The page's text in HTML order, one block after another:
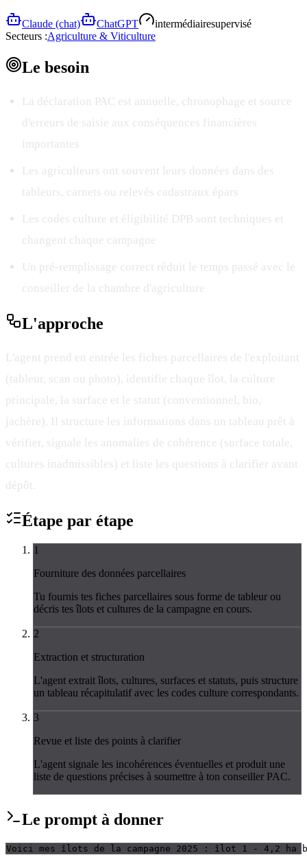
Claude (chat) ChatGPT intermédiairesupervisé
Secteurs :Agriculture & Viticulture
Le besoin
La déclaration PAC est annuelle, chronophage et source
d'erreurs de saisie aux conséquences financières
importantes
Les agriculteurs ont souvent leurs données dans des
tableurs, carnets ou relevés cadastraux épars
Les codes culture et éligibilité DPB sont techniques et
changent chaque campagne
Un pré-remplissage correct réduit le temps passé avec le
conseiller de la chambre d'agriculture
L'approche
L'agent prend en entrée les fiches parcellaires de l'exploitant
(tableur, scan ou photo), identifie chaque îlot, la culture
principale, la surface et le statut (conventionnel, bio,
jachère). Il structure les informations dans un tableau prêt à
vérifier, signale les anomalies de cohérence (surface totale,
cultures inadmissibles) et liste les questions à clarifier avant
dépôt.
Étape par étape
1
Fourniture des données parcellaires
Tu fournis tes fiches parcellaires sous forme de tableur ou
décris tes îlots et cultures de la campagne en cours.
2
Extraction et structuration
L'agent extrait îlots, cultures, surfaces et statuts, puis structure
un tableau récapitulatif avec les codes culture correspondants.
3
Revue et liste des points à clarifier
L'agent signale les incohérences éventuelles et produit une
liste de questions précises à soumettre à ton conseiller PAC.
Le prompt à donner
Voici mes îlots de la campagne 2025 : îlot 1 - 4,2